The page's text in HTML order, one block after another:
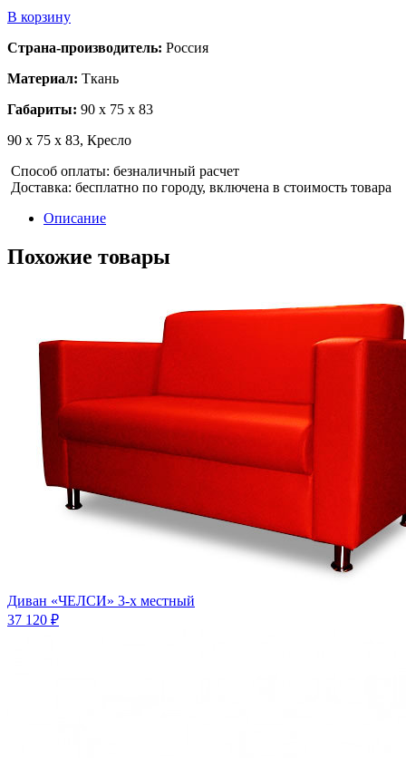
В корзину
Страна-производитель: Россия
Материал: Ткань
Габариты: 90 x 75 x 83
90 x 75 x 83, Кресло
Способ оплаты: безналичный расчет
Доставка: бесплатно по городу, включена в стоимость товара
Описание
Похожие товары
Диван «ЧЕЛСИ» 3-х местный
37 120 ₽